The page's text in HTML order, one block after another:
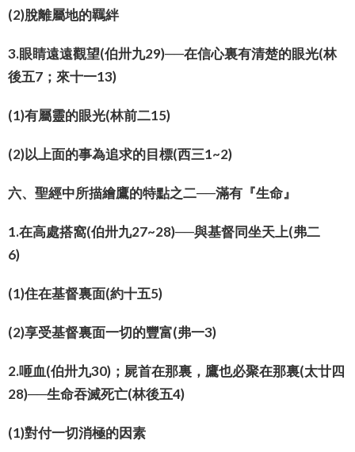
(2)脫離屬地的羈絆
3.眼睛遠遠觀望(伯卅九29)──在信心裏有清楚的眼光(林
後五7；來十一13)
(1)有屬靈的眼光(林前二15)
(2)以上面的事為追求的目標(西三1~2)
六、聖經中所描繪鷹的特點之二──滿有『生命』
1.在高處搭窩(伯卅九27~28)──與基督同坐天上(弗二
6)
(1)住在基督裏面(約十五5)
(2)享受基督裏面一切的豐富(弗一3)
2.咂血(伯卅九30)；屍首在那裏，鷹也必聚在那裏(太廿四
28)──生命吞滅死亡(林後五4)
(1)對付一切消極的因素